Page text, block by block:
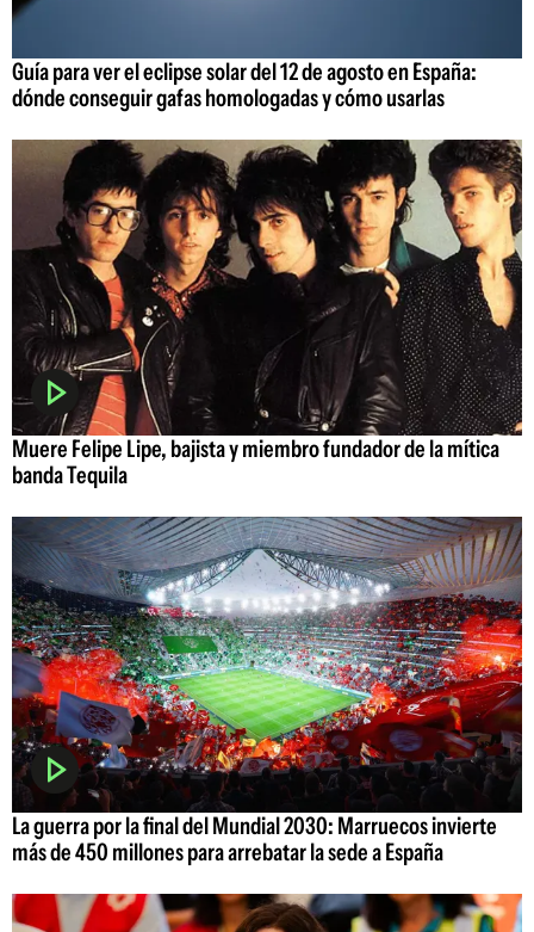
Guía para ver el eclipse solar del 12 de agosto en España:
dónde conseguir gafas homologadas y cómo usarlas
Muere Felipe Lipe, bajista y miembro fundador de la mítica
banda Tequila
La guerra por la final del Mundial 2030: Marruecos invierte
más de 450 millones para arrebatar la sede a España